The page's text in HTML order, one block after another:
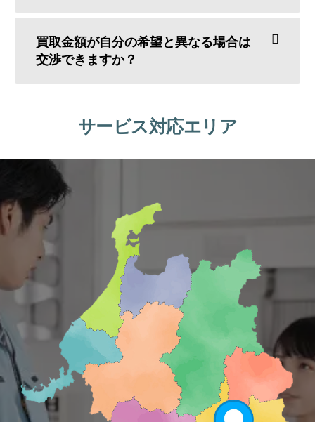
買取金額が自分の希望と異なる場合は
交渉できますか？
サービス対応エリア